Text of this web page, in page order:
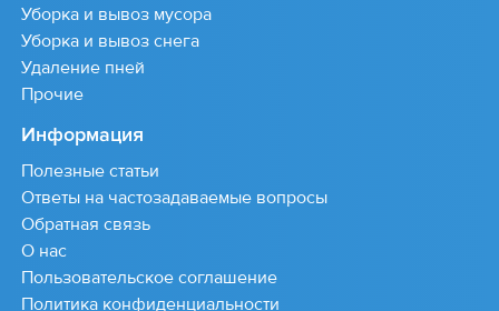
Уборка и вывоз мусора
Уборка и вывоз снега
Удаление пней
Прочие
Информация
Полезные статьи
Ответы на частозадаваемые вопросы
Обратная связь
О нас
Пользовательское соглашение
Политика конфиденциальности